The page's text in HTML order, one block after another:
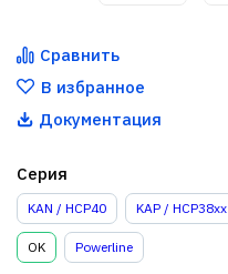
Сравнить
В избранное
Документация
Серия
KAN / HCP40 KAP / HCP38xx
OK Powerline